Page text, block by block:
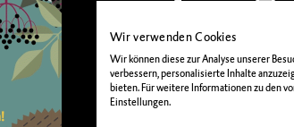
Wir verwenden Cookies
Wir können diese zur Analyse unserer
verbessern, personalisierte Inhalte
bieten. Für weitere Informationen zu den
Einstellungen.